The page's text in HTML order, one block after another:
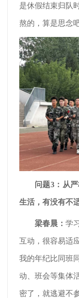
是休假结束归队
熬的，算是思念吧
问题3：从
生活，有没有不
梁春晨 ： 学
互动，很容易适
我的年纪比同班
动、班会等集体
密了，就逃避不